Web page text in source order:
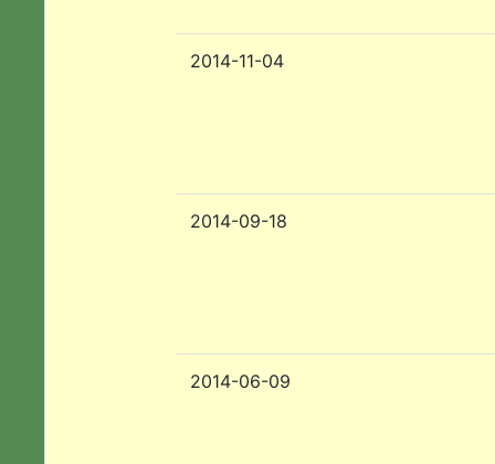
2014-11-04
2014-09-18
2014-06-09